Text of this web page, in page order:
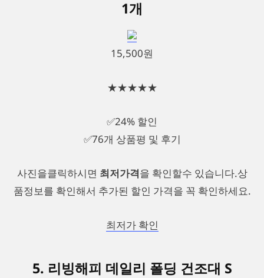
1개
15,500원
★★★★★
✅24% 할인
✅76개 상품평 및 후기
사진을클릭하시면 최저가격을 확인할수 있습니다.상
품정보를 확인해서 추가된 할인 가격을 꼭 확인하세요.
최저가 확인
5. 리빙해피 데일리 폴딩 건조대 S